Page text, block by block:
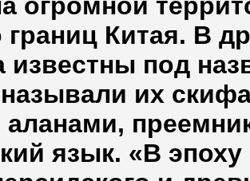
огромной
Китая. В
известны под
их
аланами,
язык. «В